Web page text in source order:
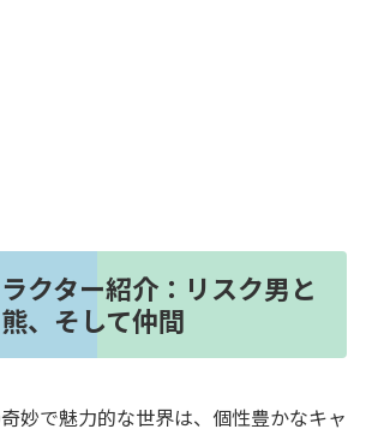
クター紹介：リスク男と
、そして仲間
妙で魅力的な世界は、個性豊かなキャ